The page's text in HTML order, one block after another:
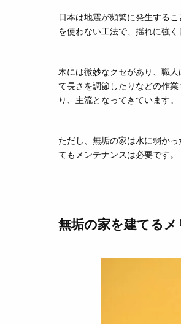
日本は地震が頻繁に発生する
を使わない工法で、揺れに強
木には微妙なクセがあり、職
て長さを調節したりなどの作
り、主流となってきています。
ただし、無垢の家は水に弱か
てもメンテナンスは必要です。
無垢の家を建てるメ